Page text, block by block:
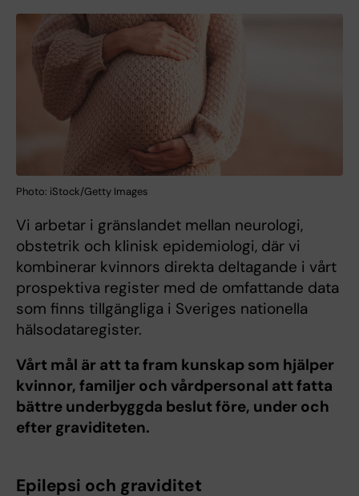
Photo: iStock/Getty Images
Vi arbetar i gränslandet mellan neurologi,
obstetrik och klinisk epidemiologi, där vi
kombinerar kvinnors direkta deltagande i vårt
prospektiva register med de omfattande data
som finns tillgängliga i Sveriges nationella
hälsodataregister.
Vårt mål är att ta fram kunskap som hjälper
kvinnor, familjer och vårdpersonal att fatta
bättre underbyggda beslut före, under och
efter graviditeten.
Epilepsi och graviditet